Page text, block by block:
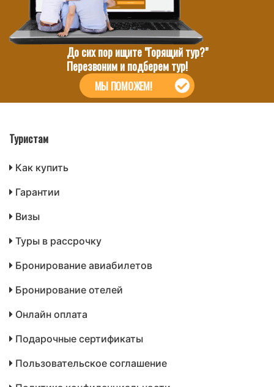
До сих пор ищите "Горящий тур?"
Перезвоним и подберем тур!
МЫ ПОМОЖЕМ!
Туристам
Как купить
Гарантии
Визы
Туры в рассрочку
Бронирование авиабилетов
Бронирование отелей
Онлайн оплата
Подарочные сертификаты
Пользовательское соглашение